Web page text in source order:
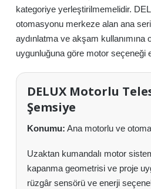
kategoriye yerleştirilmemelidir.
otomasyonu merkeze alan ana
aydınlatma ve akşam kullanımına
uygunluğuna göre motor seçeneği
DELUX Motorlu
Şemsiye
Konumu: Ana motorlu ve
Uzaktan kumandalı motor
kapanma geometrisi ve proje
rüzgâr sensörü ve enerji